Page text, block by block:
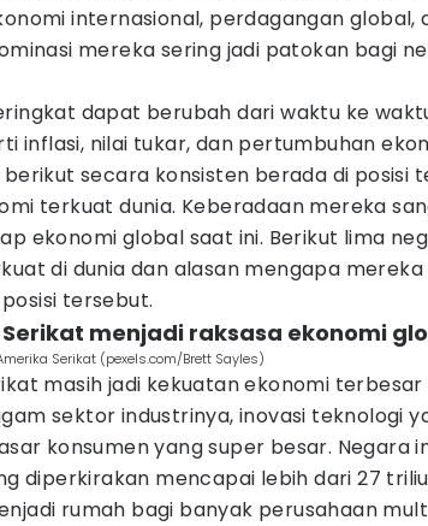
internasional, perdagangan global,
mereka sering jadi patokan bagi
dapat berubah dari waktu ke
inflasi, nilai tukar, dan pertumbuhan
secara konsisten berada di posisi
terkuat dunia. Keberadaan mereka
ekonomi global saat ini. Berikut lima
di dunia dan alasan mengapa
tersebut.
Serikat menjadi raksasa ekonomi
Serikat (pexels.com/Brett Sayles)
masih jadi kekuatan ekonomi terbesar
sektor industrinya, inovasi teknologi
konsumen yang super besar. Negara
diperkirakan mencapai lebih dari 27
rumah bagi banyak perusahaan